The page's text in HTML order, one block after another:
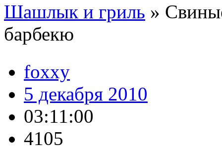
Шашлык и гриль »
барбекю
foxxy
5 декабря 2010
03:11:00
4105